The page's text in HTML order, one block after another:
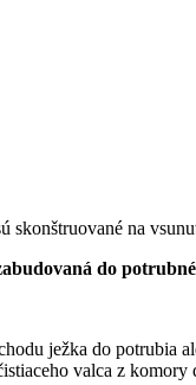
skonštruované na
do
ježka do potrubia
valca z komory